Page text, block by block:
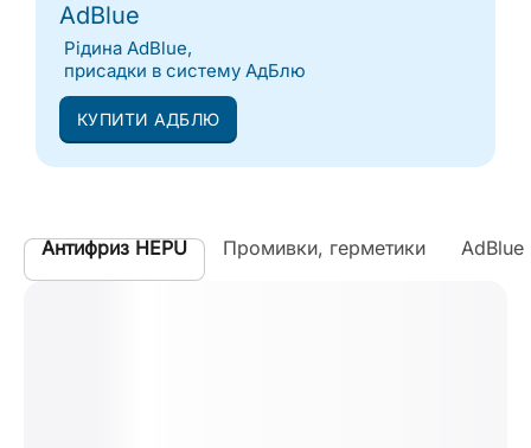
AdBlue
Рідина AdBlue,
присадки в систему АдБлю
КУПИТИ АДБЛЮ
Антифриз HEPU Промивки, герметики AdBlue